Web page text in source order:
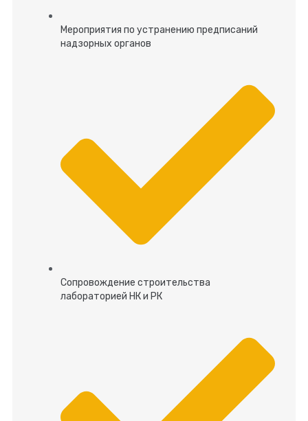
Мероприятия по устранению предписаний
надзорных органов
Сопровождение строительства
лабораторией НК и РК